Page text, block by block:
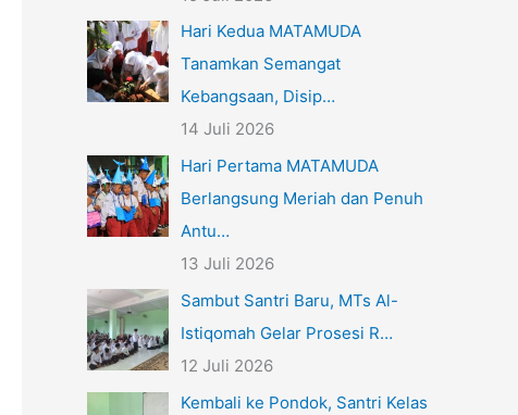
Hari Kedua MATAMUDA
Tanamkan Semangat
Kebangsaan, Disip…
14 Juli 2026
Hari Pertama MATAMUDA
Berlangsung Meriah dan Penuh
Antu…
13 Juli 2026
Sambut Santri Baru, MTs Al-
Istiqomah Gelar Prosesi R…
12 Juli 2026
Kembali ke Pondok, Santri Kelas